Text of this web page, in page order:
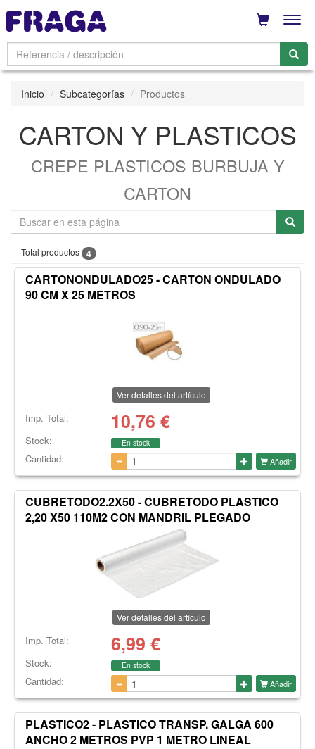
Inicio Subcategorías Productos
CARTON Y PLASTICOS
CREPE PLASTICOS BURBUJA Y
CARTON
Total productos 4
CARTONONDULADO25 - CARTON ONDULADO
90 CM X 25 METROS
Ver detalles del artículo
Imp. Total: 10,76 €
Stock: En stock
Cantidad: Añadir
CUBRETODO2.2X50 - CUBRETODO PLASTICO
2,20 X50 110M2 CON MANDRIL PLEGADO
Ver detalles del artículo
Imp. Total: 6,99 €
Stock: En stock
Cantidad: Añadir
PLASTICO2 - PLASTICO TRANSP. GALGA 600
ANCHO 2 METROS PVP 1 METRO LINEAL